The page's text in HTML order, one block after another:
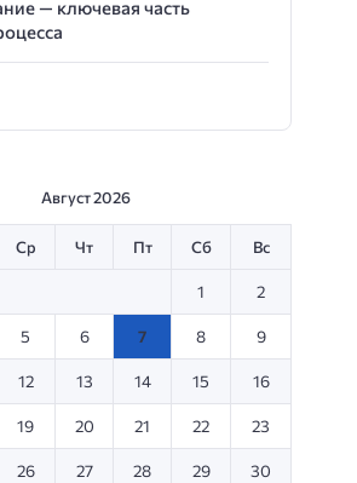
— ключевая часть
Август 2026
Ср Чт Пт Сб Вс
1 2
5 6 7 8 9
12 13 14 15 16
19 20 21 22 23
26 27 28 29 30